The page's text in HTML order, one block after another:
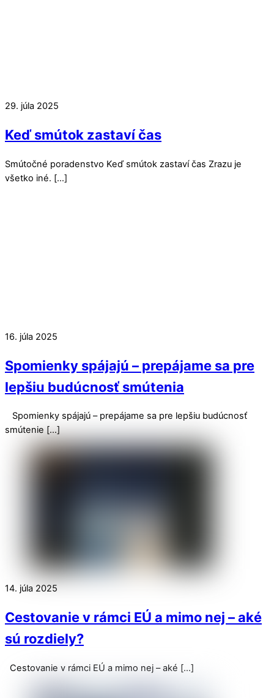
29. júla 2025
Keď smútok zastaví čas
Smútočné poradenstvo Keď smútok zastaví čas Zrazu je
všetko iné. […]
16. júla 2025
Spomienky spájajú – prepájame sa pre
lepšiu budúcnosť smútenia
Spomienky spájajú – prepájame sa pre lepšiu budúcnosť
smútenie […]
14. júla 2025
Cestovanie v rámci EÚ a mimo nej – aké
sú rozdiely?
Cestovanie v rámci EÚ a mimo nej – aké […]